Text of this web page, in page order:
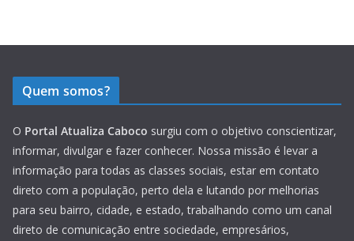
Quem somos?
O Portal Atualiza Caboco surgiu com o objetivo conscientizar,
informar, divulgar e fazer conhecer. Nossa missão é levar a
informação para todas as classes sociais, estar em contato
direto com a população, perto dela e lutando por melhorias
para seu bairro, cidade, e estado, trabalhando como um canal
direto de comunicação entre sociedade, empresários,